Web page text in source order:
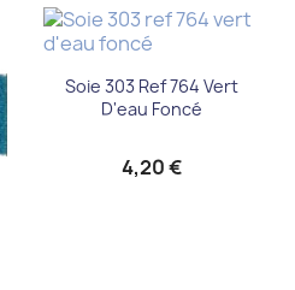
Soie 303 Ref 764 Vert
D'eau Foncé
4,20 €